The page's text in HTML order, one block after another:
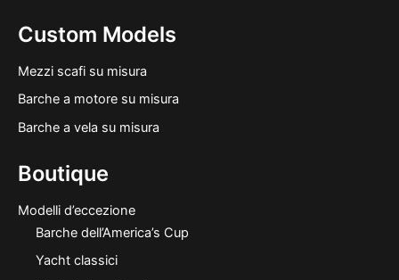
Custom Models
Mezzi scafi su misura
Barche a motore su misura
Barche a vela su misura
Boutique
Modelli d’eccezione
Barche dell’America’s Cup
Yacht classici